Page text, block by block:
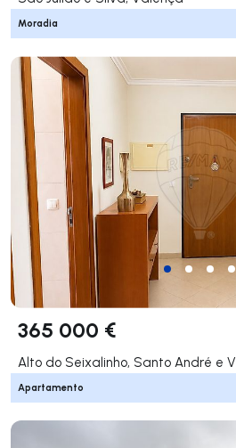
Moradia
365 000 €
Alto do Seixalinho, Santo André e
Apartamento